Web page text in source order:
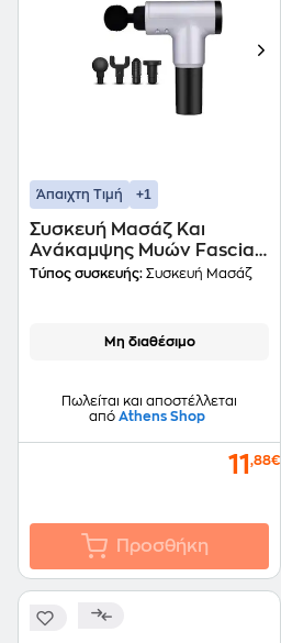
Άπαιχτη Τιμή +1
Συσκευή Μασάζ Και
Ανάκαμψης Μυών Fascial
Gun Fh-320
Τύπος συσκευής: Συσκευή Μασάζ
Μη διαθέσιμο
Πωλείται και αποστέλλεται
από Athens Shop
11 ,88€
Προσθήκη